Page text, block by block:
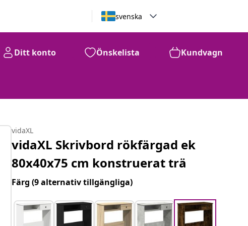
svenska
Ditt konto Önskelista Kundvagn
vidaXL
vidaXL Skrivbord rökfärgad ek
80x40x75 cm konstruerat trä
Färg(9 alternativ tillgängliga)